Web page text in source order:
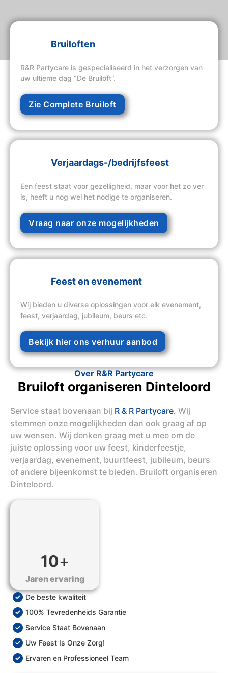
Bruiloften
R&R Partycare is gespecialiseerd in het verzorgen van
uw ultieme dag “De Bruiloft”.
Zie Complete Bruiloft
Verjaardags-/bedrijfsfeest
Een feest staat voor gezelligheid, maar voor het zo ver
is, heeft u nog wel het nodige te organiseren.
Vraag naar onze mogelijkheden
Feest en evenement
Wij bieden u diverse oplossingen voor elk evenement,
feest, verjaardag, jubileum, beurs etc.
Bekijk hier ons verhuur aanbod
Over R&R Partycare
Bruiloft organiseren Dinteloord
Service staat bovenaan bij R & R Partycare. Wij
stemmen onze mogelijkheden dan ook graag af op
uw wensen. Wij denken graag met u mee om de
juiste oplossing voor uw feest, kinderfeestje,
verjaardag, evenement, buurtfeest, jubileum, beurs
of andere bijeenkomst te bieden. Bruiloft organiseren
Dinteloord.
10+
Jaren ervaring
De beste kwaliteit
100% Tevredenheids Garantie
Service Staat Bovenaan
Uw Feest Is Onze Zorg!
Ervaren en Professioneel Team